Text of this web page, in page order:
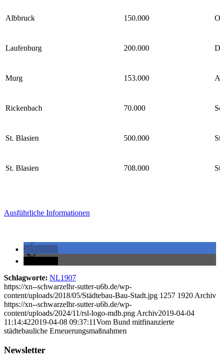
Albbruck 150.000
Laufenburg 200.000
Murg 153.000
Rickenbach 70.000
St. Blasien 500.000
St. Blasien 708.000
Ausführliche Informationen
Schlagworte: NL1907
https://xn--schwarzelhr-sutter-u6b.de/wp-
content/uploads/2018/05/Städtebau-Bau-Stadt.jpg 1257 1920 Archiv
https://xn--schwarzelhr-sutter-u6b.de/wp-
content/uploads/2024/11/rsl-logo-mdb.png Archiv2019-04-04
11:14:422019-04-08 09:37:11Vom Bund mitfinanzierte
städtebauliche Erneuerungsmaßnahmen
Newsletter